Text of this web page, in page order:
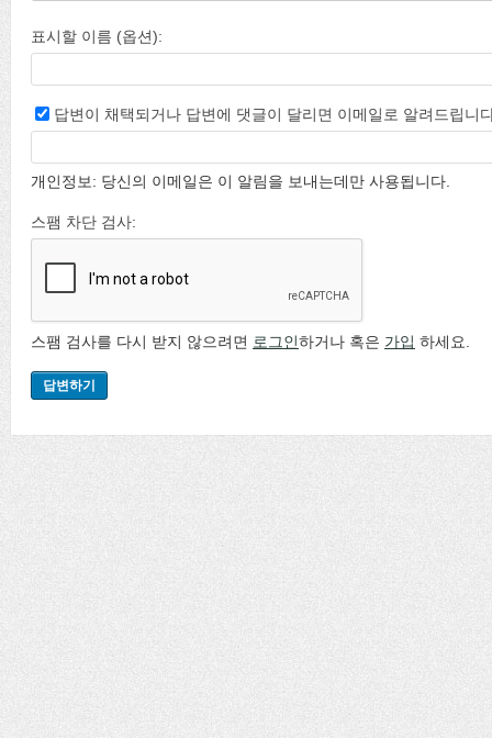
표시할 이름 (옵션):
답변이 채택되거나 답변에 댓글이 달리면 이메일로 알려드립니
개인정보: 당신의 이메일은 이 알림을 보내는데만 사용됩니다.
스팸 차단 검사:
스팸 검사를 다시 받지 않으려면 로그인하거나 혹은 가입 하세요.